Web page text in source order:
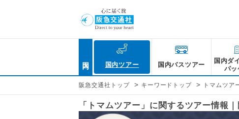
国内ツアー 国内バスツアー
国内ダ
パッ
阪急交通社トップ > キーワードトップ > トマムツア
「トマムツアー」に関するツアー情報